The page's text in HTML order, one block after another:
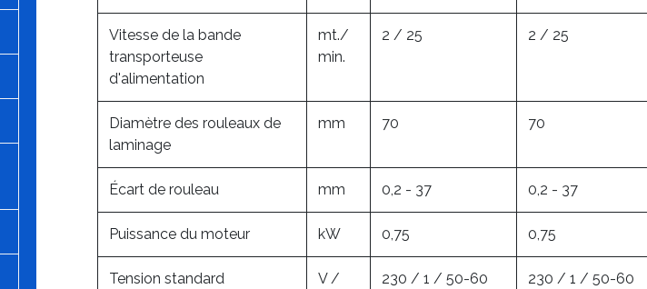
Vitesse de la bande
transporteuse
d'alimentation
mt./
min.
2 / 25 2 / 25
Diamètre des rouleaux de
laminage
mm 70 70
Écart de rouleau mm 0,2 - 37 0,2 - 37
Puissance du moteur kW 0,75 0,75
Tension standard V / 230 / 1 / 50-60 230 / 1 / 50-60